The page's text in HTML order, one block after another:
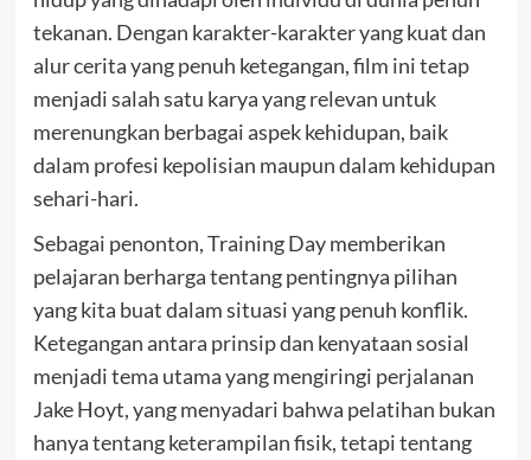
tekanan. Dengan karakter-karakter yang kuat dan
alur cerita yang penuh ketegangan, film ini tetap
menjadi salah satu karya yang relevan untuk
merenungkan berbagai aspek kehidupan, baik
dalam profesi kepolisian maupun dalam kehidupan
sehari-hari.
Sebagai penonton, Training Day memberikan
pelajaran berharga tentang pentingnya pilihan
yang kita buat dalam situasi yang penuh konflik.
Ketegangan antara prinsip dan kenyataan sosial
menjadi tema utama yang mengiringi perjalanan
Jake Hoyt, yang menyadari bahwa pelatihan bukan
hanya tentang keterampilan fisik, tetapi tentang